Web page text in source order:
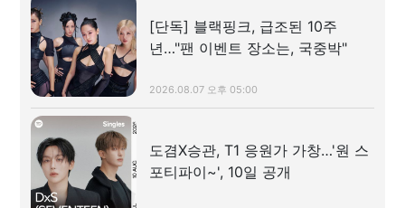
[단독] 블랙핑크, 급조된 10주
년…"팬 이벤트 장소는, 국중박"
2026.08.07 오후 05:00
도겸X승관, T1 응원가 가창…'원 스
포티파이~', 10일 공개